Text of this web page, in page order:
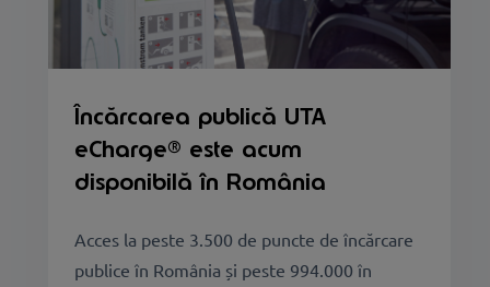
Încărcarea publică UTA
eCharge® este acum
disponibilă în România
Acces la peste 3.500 de puncte de încărcare
publice în România și peste 994.000 în